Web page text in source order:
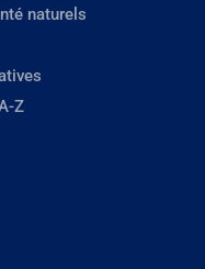
naturels
Z